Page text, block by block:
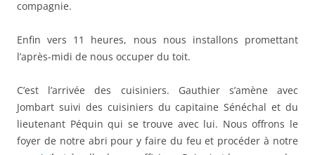
compagnie.
Enfin vers 11 heures, nous nous installons promettant
l’après-midi de nous occuper du toit.
C’est l’arrivée des cuisiniers. Gauthier s’amène avec
Jombart suivi des cuisiniers du capitaine Sénéchal et du
lieutenant Péquin qui se trouve avec lui. Nous offrons le
foyer de notre abri pour y faire du feu et procéder à notre